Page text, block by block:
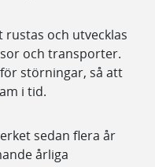
rustas och utvecklas
och transporter.
störningar, så att
i tid.
sedan flera år
årliga